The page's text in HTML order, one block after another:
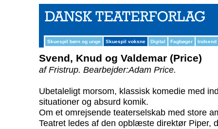
Skuespil børn og unge Skuespil voksne Digital Fagbøger Indsend
Svend, Knud og Valdemar (Price)
af Fristrup. Bearbejder:Adam Price.
Ubetaleligt morsom, klassisk komedie med
situationer og absurd komik.
Om et omrejsende teaterselskab med store
Teatret ledes af den opblæste direktør Piper,